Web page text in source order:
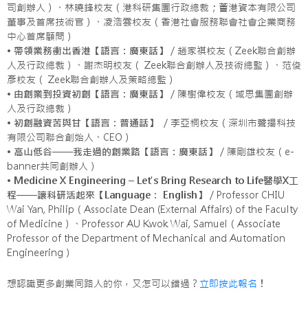
司創辦人）、林曉鋒校友（港科研集團行政總裁；薈港資本有限公司
董事及首席技術官）、凌浩雲校友（香港社會服務聯會社會企業商務
中心首席顧問）
• 帶領業務衝出香港【語言：廣東話】
／趙家祺校友（Zeek聯合創辦
人及行政總裁）、謝杰明校友（ Zeek聯合創辦人及技術總監）、范俊
彥校友（ Zeek聯合創辦人及策略總監）
• 由創業到投資初創【語言：廣東話】
／陳樹偉校友（域思集團創辦
人及行政總裁）
• 初創融資苦與甘【語言：普通話】
／李亞桐校友（深圳市聲揚科技
有限公司聯合創始人、CEO）
• 高山低谷——我走過的創業路【語言：廣東話】
／陳剛雄校友（e-
banner共同創辦人）
• Medicine X Engineering – Let's Bring Research to Life醫學X工
程——讓科研活起來【Language： English】
／Professor CHIU
Wai Yan, Philip（Associate Dean (External Affairs) of the Faculty
of Medicine）、Professor AU Kwok Wai, Samuel（Associate
Professor of the Department of Mechanical and Automation
Engineering）
想認識更多創業同路人的你，又怎可以錯過？ 立即按此報名 ！